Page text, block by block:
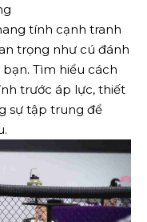
tính cạnh tranh
trọng như cú đánh
Tìm hiểu cách
trước áp lực, thiết
sự tập trung để